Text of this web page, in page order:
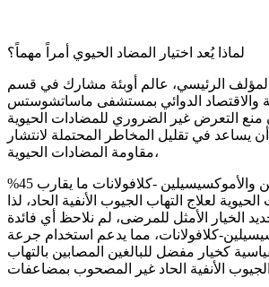
لماذا يُعد اختيار المضاد الحيوي أمراً مهماً؟
المؤلف الرئيسي، عالم أوبئة مشارك في قسم
والاقتصاد الدوائي بمستشفى ماساتشوستس
منع التعرض غير الضروري للمضادات الحيوية
يساعد في تقليل المخاطر المحتملة لانتشار
مقاومة المضادات الحيوية،
يشكل الأموكسيسيلين والأموكسيسيلين -كلافولانات ما يقارب 45%
لعلاج التهاب الجيوب الأنفية الحاد، لذا
الخيار الأمثل للمرضى، لم نلاحظ أي فائدة
كلافولانات، مما يدعم استخدام جرعة
كخيار مفضل للبالغين المصابين بالتهاب